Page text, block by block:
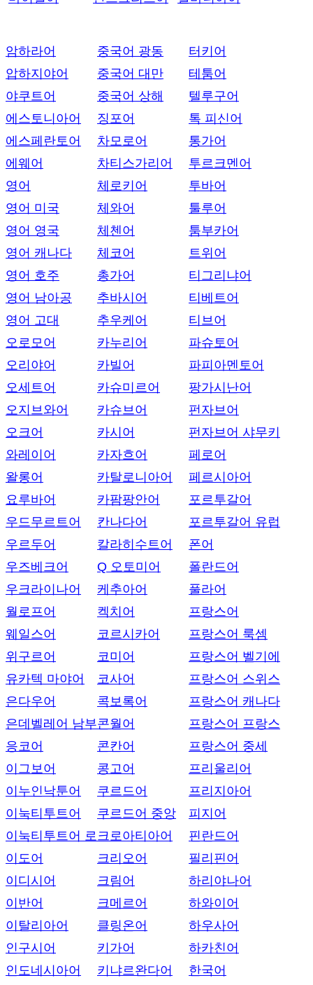
암하라어
압하지야어
야쿠트어
에스토니아어
에스페란토어
에웨어
영어
영어 미국
영어 영국
영어 캐나다
영어 호주
영어 남아공
영어 고대
오로모어
오리야어
오세트어
오지브와어
오크어
와레이어
왈롱어
요루바어
우드무르트어
우르두어
우즈베크어
우크라이나어
월로프어
웨일스어
위구르어
유카텍 마야어
은다우어
은데벨레어 남부
응코어
이그보어
이누인낙툰어
이눅티투트어
이눅티투트어 로
이도어
이디시어
이반어
이탈리아어
인구시어
인도네시아어
중국어 광동
중국어 대만
중국어 상해
징포어
차모로어
차티스가리어
체로키어
체와어
체첸어
체코어
총가어
추바시어
추우케어
카누리어
카빌어
카슈미르어
카슈브어
카시어
카자흐어
카탈로니아어
카팜팡안어
칸나다어
칼라히수트어
Q 오토미어
케추아어
켁치어
코르시카어
코미어
코사어
콕보록어
콘월어
콘칸어
콩고어
쿠르드어
쿠르드어 중앙
크로아티아어
크리오어
크림어
크메르어
클링온어
키가어
키냐르완다어
터키어
테툼어
텔루구어
톡 피신어
통가어
투르크멘어
투바어
툴루어
툼부카어
트위어
티그리냐어
티베트어
티브어
파슈토어
파피아멘토어
팡가시난어
펀자브어
펀자브어 샤무키
페로어
페르시아어
포르투갈어
포르투갈어 유럽
폰어
폴란드어
풀라어
프랑스어
프랑스어 룩셈
프랑스어 벨기에
프랑스어 스위스
프랑스어 캐나다
프랑스어 프랑스
프랑스어 중세
프리울리어
프리지아어
피지어
핀란드어
필리핀어
하리야나어
하와이어
하우사어
하카친어
한국어